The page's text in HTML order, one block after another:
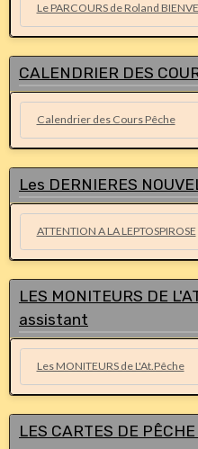
Le PARCOURS de Roland
CALENDRIER DES
Calendrier des Cours Pêche
Les DERNIERES
ATTENTION A LA LEPTOSPIROSE
LES MONITEURS DE
assistant
Les MONITEURS de L'At.Pêche
LES CARTES DE